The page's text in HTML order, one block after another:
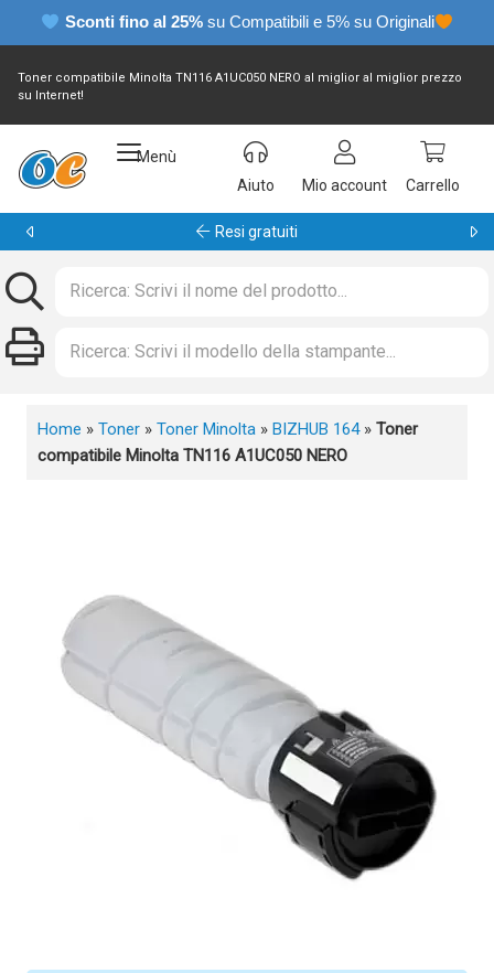
Sconti fino al 25% su Compatibili e 5% su Originali
Toner compatibile Minolta TN116 A1UC050 NERO al miglior al miglior prezzo
su Internet!
Menù
Aiuto
Mio account Carrello
Resi gratuiti
Home » Toner » Toner Minolta » BIZHUB 164» Toner
compatibile Minolta TN116 A1UC050 NERO